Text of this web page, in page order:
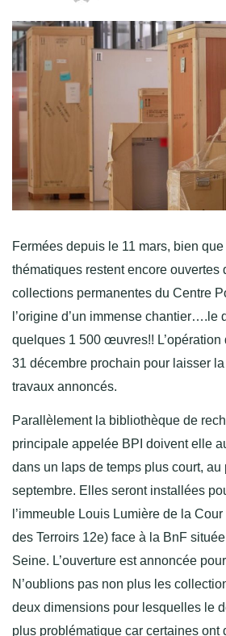
Fermées depuis le 11 mars, bien
thématiques restent encore ouvertes
collections permanentes du Centre
l’origine d’un immense chantier….le
quelques 1 500 œuvres!!
31 décembre prochain pour laisser
travaux annoncés.
Parallèlement la bibliothèque de
principale appelée BPI doivent elle
dans un laps de temps plus court, au
septembre. Elles seront installées
l’immeuble Louis Lumière de la
des Terroirs 12e) face à la BnF
Seine. L’ouverture est annoncée
N’oublions pas non plus les
deux dimensions pour lesquelles le
plus problématique car certaines ont